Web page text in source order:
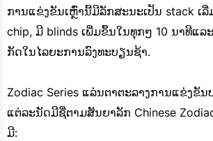
ການແຂ່ງຂັນເຫຼົ່ານີ້ມີລັກສະນະເປັນ stack ເ
chip, ມີ blinds ເພີ່ມຂຶ້ນໃນທຸກໆ 10 ນາທີແລ
ກັດໃນໄລຍະການລົງທະບຽນຊ້າ.
Zodiac Series ແລ່ນຕາຕະລາງການແຂ່ງຂັ
ແຕ່ລະນັດມີຊື່ຕາມສັນຍາລັກ Chinese
ມີ: